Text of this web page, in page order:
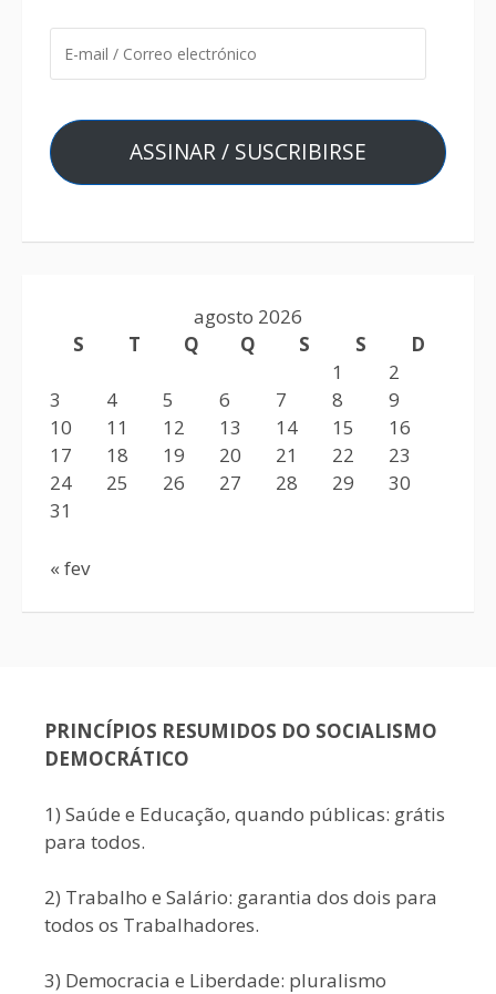
ASSINAR / SUSCRIBIRSE
agosto 2026
S
T Q Q S S
D
1
2
3
4 5 6 7 8
9
10
11 12 13 14 15
16
17
18 19 20 21 22
23
24
25 26 27 28 29
30
31
« fev
PRINCÍPIOS RESUMIDOS DO SOCIALISMO
DEMOCRÁTICO
1) Saúde e Educação, quando públicas: grátis
para todos.
2) Trabalho e Salário: garantia dos dois para
todos os Trabalhadores.
3) Democracia e Liberdade: pluralismo